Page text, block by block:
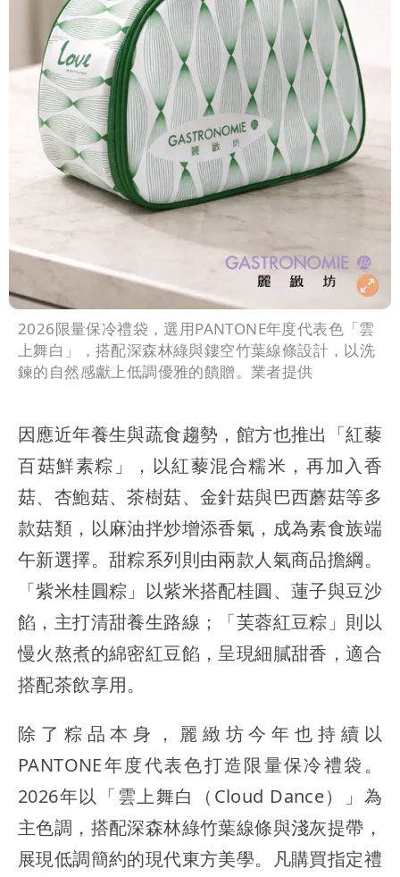
2026限量保冷禮袋，選用PANTONE年度代表色「雲
上舞白」，搭配深森林綠與鏤空竹葉線條設計，以洗
鍊的自然感獻上低調優雅的饋贈。業者提供
因應近年養生與蔬食趨勢，館方也推出「紅藜
百菇鮮素粽」，以紅藜混合糯米，再加入香
菇、杏鮑菇、茶樹菇、金針菇與巴西蘑菇等多
款菇類，以麻油拌炒增添香氣，成為素食族端
午新選擇。甜粽系列則由兩款人氣商品擔綱。
「紫米桂圓粽」以紫米搭配桂圓、蓮子與豆沙
餡，主打清甜養生路線；「芙蓉紅豆粽」則以
慢火熬煮的綿密紅豆餡，呈現細膩甜香，適合
搭配茶飲享用。
除了粽品本身，麗緻坊今年也持續以
PANTONE年度代表色打造限量保冷禮袋。
2026年以「雲上舞白（Cloud Dance）」為
主色調，搭配深森林綠竹葉線條與淺灰提帶，
展現低調簡約的現代東方美學。凡購買指定禮